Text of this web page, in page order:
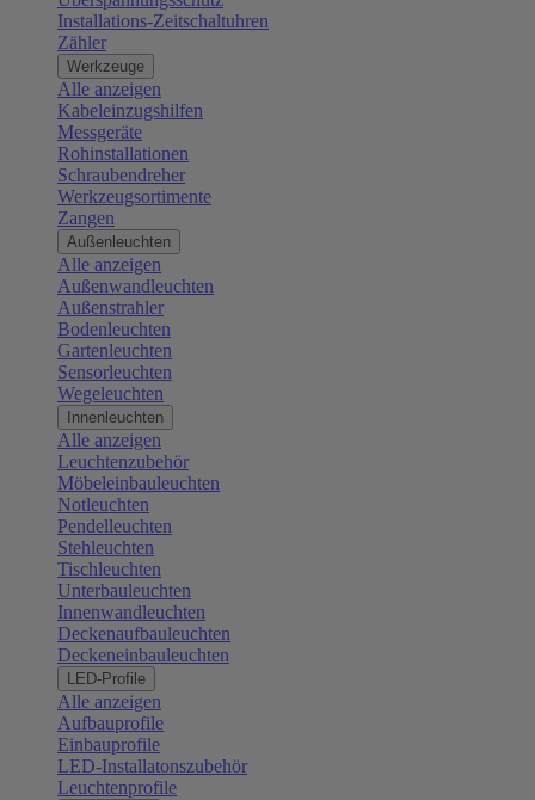
Installations-Zeitschaltuhren
Zähler
Werkzeuge
Alle anzeigen
Kabeleinzugshilfen
Messgeräte
Rohinstallationen
Schraubendreher
Werkzeugsortimente
Zangen
Außenleuchten
Alle anzeigen
Außenwandleuchten
Außenstrahler
Bodenleuchten
Gartenleuchten
Sensorleuchten
Wegeleuchten
Innenleuchten
Alle anzeigen
Leuchtenzubehör
Möbeleinbauleuchten
Notleuchten
Pendelleuchten
Stehleuchten
Tischleuchten
Unterbauleuchten
Innenwandleuchten
Deckenaufbauleuchten
Deckeneinbauleuchten
LED-Profile
Alle anzeigen
Aufbauprofile
Einbauprofile
LED-Installatonszubehör
Leuchtenprofile